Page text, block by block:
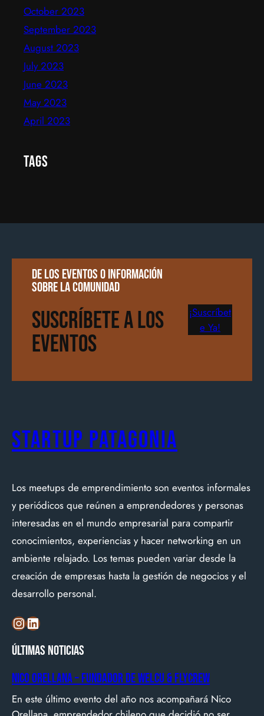
October 2023
September 2023
August 2023
July 2023
June 2023
May 2023
April 2023
Tags
De los eventos o información
sobre la comunidad
Suscríbete a los
Eventos
¡Suscríbet
e Ya!
Startup Patagonia
Los meetups de emprendimiento son eventos informales
y periódicos que reúnen a emprendedores y personas
interesadas en el mundo empresarial para compartir
conocimientos, experiencias y hacer networking en un
ambiente relajado. Los temas pueden variar desde la
creación de empresas hasta la gestión de negocios y el
desarrollo personal.
InstagramLinkedIn
Últimas noticias
Nico Orellana – Fundador de Welcu & Flycrew
En este último evento del año nos acompañará Nico